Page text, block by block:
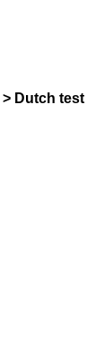
> Dutch test